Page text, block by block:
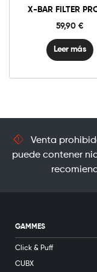
X-BAR FILTER
59,90 €
Leer más
Venta
puede contener
GAMMES
Click & Puff
CUBX